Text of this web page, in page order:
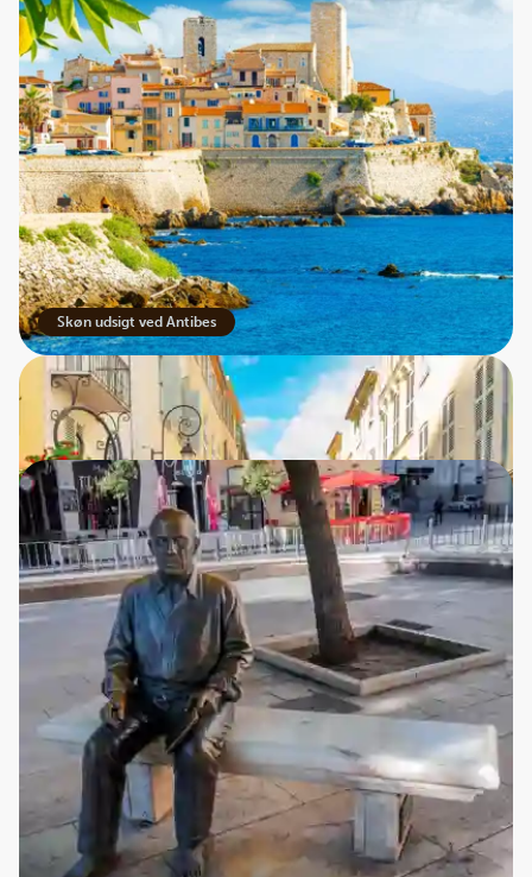
Skøn udsigt ved Antibes
Typisk gade i det gamle Antibes